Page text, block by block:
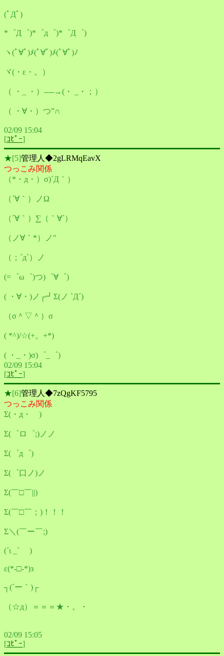
(ﾟДﾟ)
*゜Д゜)*゜д゜)*゜Д゜)
ヽ(ﾟ∀ﾟ)ﾒ(ﾟ∀ﾟ)ﾒ(ﾟ∀ﾟ)ﾉ
ヾ(・ε・。）
（ ・_ ・）----→(・ _・；）
（ ・∀・）つ”∩
02/09 15:04
[ｺﾋﾟｰ]
★[5]管理人◆2gLRMqEavX
つっこみ関係
（*・д・）σ)´Д｀）
（´∀｀）ノΩ
（´∀｀）∑（｀∀´）
（ノ∀｀*）ノ″
（；´д`）ノ
(=゜ω゜)つ)゜∀゜)
( ・∀・)ノ┌┛Σ(ノ `Д´)
（σ＾▽＾）σ
( *^)/☆(+。+*)
( ・_・)σ)゜_゜)
02/09 15:04
[ｺﾋﾟｰ]
★[6]管理人◆7zQgKF5795
つっこみ関係
Σ(・д・ )
Σ(゜ロ゜;)ノノ
Σ(゜д゜)
Σ(゜口ノ)ノ
Σ(￣□￣||)
Σ(￣□￣；)！！！
Σ＼(￣ー￣;)
(´ι _` )
ε(*-□-*)з
┐(´ー｀)┌
（☆д）＝＝＝★・。・
02/09 15:05
[ｺﾋﾟｰ]